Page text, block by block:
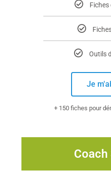
Fiches
Outils
Je
+ 150 fiches pour
Coach